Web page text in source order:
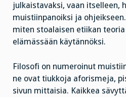
julkaistavaksi, vaan itselleen,
muistiinpanoiksi ja
miten stoalaisen etiikan
elämässään käytännöksi.
Filosofi on numeroinut
ne ovat tiukkoja aforismeja,
sivun mittaisia. Kaikkea